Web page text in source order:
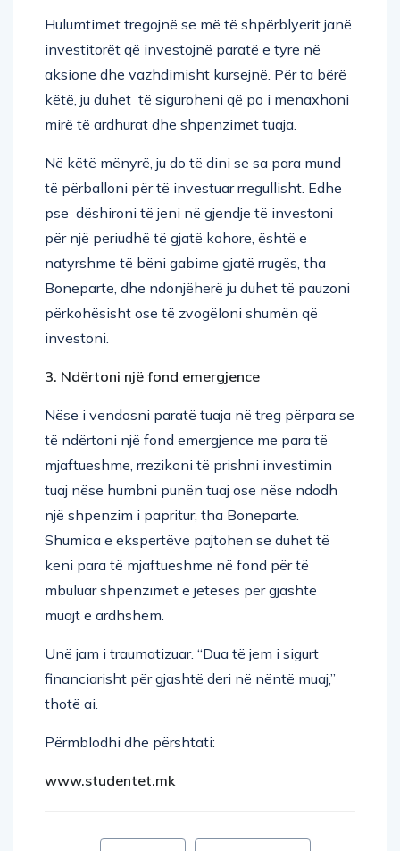
Hulumtimet tregojnë se më të shpërblyerit janë
investitorët që investojnë paratë e tyre në
aksione dhe vazhdimisht kursejnë. Për ta bërë
këtë, ju duhet të siguroheni që po i menaxhoni
mirë të ardhurat dhe shpenzimet tuaja.
Në këtë mënyrë, ju do të dini se sa para mund
të përballoni për të investuar rregullisht. Edhe
pse dëshironi të jeni në gjendje të investoni
për një periudhë të gjatë kohore, është e
natyrshme të bëni gabime gjatë rrugës, tha
Boneparte, dhe ndonjëherë ju duhet të pauzoni
përkohësisht ose të zvogëloni shumën që
investoni.
3. Ndërtoni një fond emergjence
Nëse i vendosni paratë tuaja në treg përpara se
të ndërtoni një fond emergjence me para të
mjaftueshme, rrezikoni të prishni investimin
tuaj nëse humbni punën tuaj ose nëse ndodh
një shpenzim i papritur, tha Boneparte.
Shumica e ekspertëve pajtohen se duhet të
keni para të mjaftueshme në fond për të
mbuluar shpenzimet e jetesës për gjashtë
muajt e ardhshëm.
Unë jam i traumatizuar. “Dua të jem i sigurt
financiarisht për gjashtë deri në nëntë muaj,”
thotë ai.
Përmblodhi dhe përshtati:
www.studentet.mk